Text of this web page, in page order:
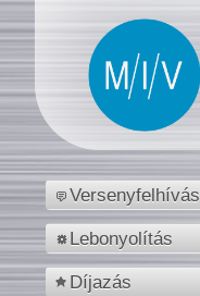
Versenyfelhívás
Lebonyolítás
Díjazás